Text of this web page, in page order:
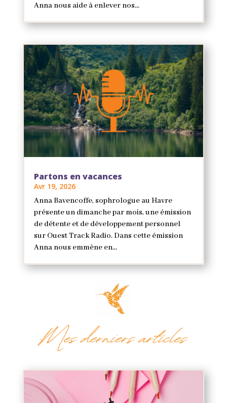
Anna nous aide à enlever nos...
Partons en vacances
Avr 19, 2026
Anna Bavencoffe, sophrologue au Havre
présente un dimanche par mois, une émission
de détente et de développement personnel
sur Ouest Track Radio. Dans cette émission
Anna nous emmène en...